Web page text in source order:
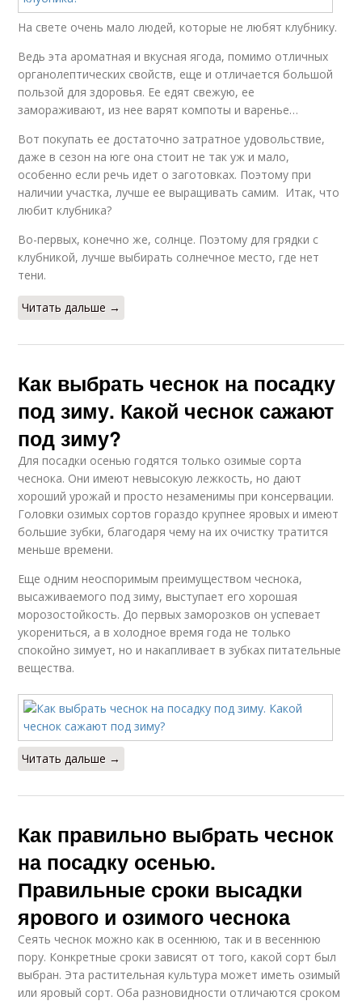
На свете очень мало людей, которые не любят клубнику.
Ведь эта ароматная и вкусная ягода, помимо отличных
органолептических свойств, еще и отличается большой
пользой для здоровья. Ее едят свежую, ее
замораживают, из нее варят компоты и варенье…
Вот покупать ее достаточно затратное удовольствие,
даже в сезон на юге она стоит не так уж и мало,
особенно если речь идет о заготовках. Поэтому при
наличии участка, лучше ее выращивать самим. Итак, что
любит клубника?
Во-первых, конечно же, солнце. Поэтому для грядки с
клубникой, лучше выбирать солнечное место, где нет
тени.
Читать дальше →
Как выбрать чеснок на посадку
под зиму. Какой чеснок сажают
под зиму?
Для посадки осенью годятся только озимые сорта
чеснока. Они имеют невысокую лежкость, но дают
хороший урожай и просто незаменимы при консервации.
Головки озимых сортов гораздо крупнее яровых и имеют
большие зубки, благодаря чему на их очистку тратится
меньше времени.
Еще одним неоспоримым преимуществом чеснока,
высаживаемого под зиму, выступает его хорошая
морозостойкость. До первых заморозков он успевает
укорениться, а в холодное время года не только
спокойно зимует, но и накапливает в зубках питательные
вещества.
Читать дальше →
Как правильно выбрать чеснок
на посадку осенью.
Правильные сроки высадки
ярового и озимого чеснока
Сеять чеснок можно как в осеннюю, так и в весеннюю
пору. Конкретные сроки зависят от того, какой сорт был
выбран. Эта растительная культура может иметь озимый
или яровый сорт. Оба разновидности отличаются сроком